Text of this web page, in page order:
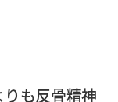
も反骨精神